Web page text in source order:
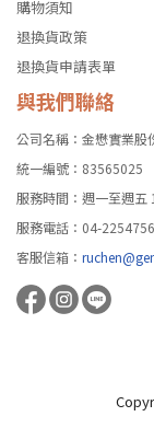
購物須知
退換貨政策
退換貨申請表單
與我們聯絡
公司名稱：金懋實業股
統一編號：83565025
服務時間：週一至週五
服務電話：04-
客服信箱：